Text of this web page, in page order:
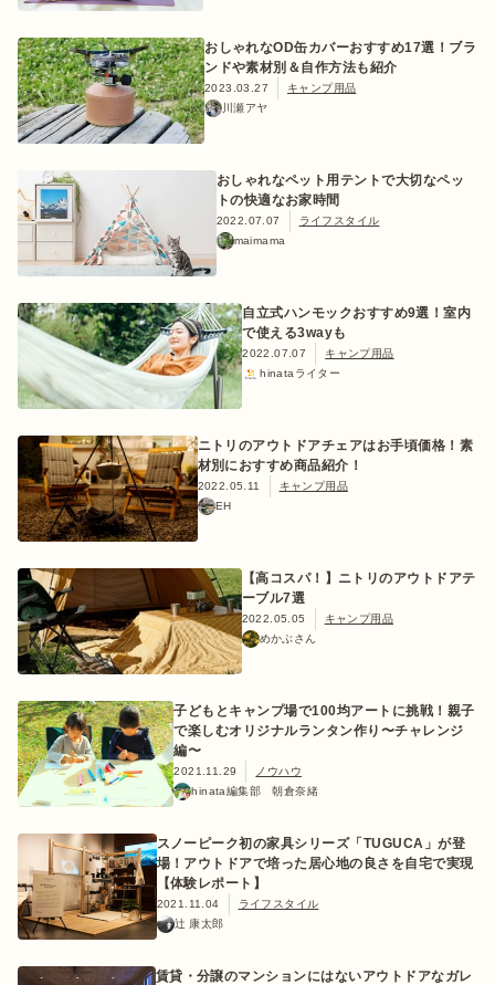
おしゃれなOD缶カバーおすすめ17選！ブラ
ンドや素材別＆自作方法も紹介
2023.03.27
キャンプ用品
川瀬アヤ
おしゃれなペット用テントで大切なペッ
トの快適なお家時間
2022.07.07
ライフスタイル
maimama
自立式ハンモックおすすめ9選！室内
で使える3wayも
2022.07.07
キャンプ用品
hinataライター
ニトリのアウトドアチェアはお手頃価格！素
材別におすすめ商品紹介！
2022.05.11
キャンプ用品
EH
【高コスパ！】ニトリのアウトドアテ
ーブル7選
2022.05.05
キャンプ用品
めかぶさん
子どもとキャンプ場で100均アートに挑戦！親子
で楽しむオリジナルランタン作り〜チャレンジ
編〜
2021.11.29
ノウハウ
hinata編集部 朝倉奈緒
スノーピーク初の家具シリーズ「TUGUCA」が登
場！アウトドアで培った居心地の良さを自宅で実現
【体験レポート】
2021.11.04
ライフスタイル
辻 康太郎
賃貸・分譲のマンションにはないアウトドアなガレ
初めての方
ログイン/会員登録
マガジン イベント
キャンプ場